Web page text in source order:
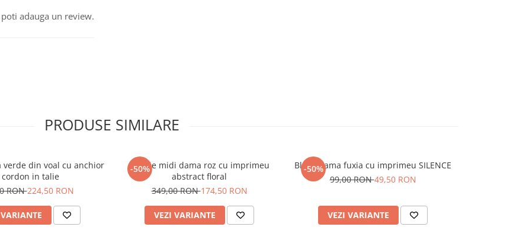
adauga un review.
PRODUSE SIMILARE
verde din voal cu anchior
cordon in talie
RON224,50 RON
-50%
Rochie midi dama roz cu imprimeu
abstract floral
349,00 RON174,50 RON
VEZI VARIANTE
-50%
Bluza dama fuxia cu imprimeu SILENCE
99,00 RON49,50 RON
VEZI VARIANTE